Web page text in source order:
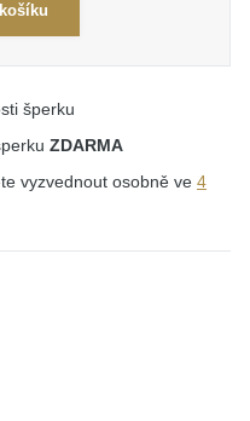
šperku
ZDARMA
vyzvednout osobně ve 4